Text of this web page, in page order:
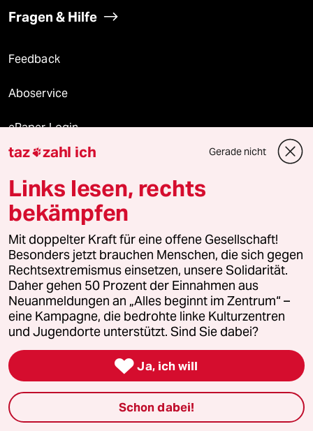
Fragen & Hilfe
Feedback
Aboservice
ePaper Login
Downloads für Abonnierende
© 2026 taz Verlags und Vertriebs GmbH
Alle Rechte vorbehalten. Bei rechtlichen Fragen oder für Genehmigungen
wenden Sie sich bitte an lizenzen@taz.de
Feedback Redaktionsstatut Kommune-Richtlinien
Leitlinie Informant Datenschutz Impressum AGB
Seitenwende Einwilligungen widerrufen (Ads)
taz zahl ich Gerade nicht
Links lesen, rechts
bekämpfen
Mit doppelter Kraft für eine offene Gesellschaft!
Besonders jetzt brauchen Menschen, die sich gegen
Rechtsextremismus einsetzen, unsere Solidarität.
Daher gehen 50 Prozent der Einnahmen aus
Neuanmeldungen an „Alles beginnt im Zentrum“ –
eine Kampagne, die bedrohte linke Kulturzentren
und Jugendorte unterstützt. Sind Sie dabei?
 Ja, ich will
Schon dabei!